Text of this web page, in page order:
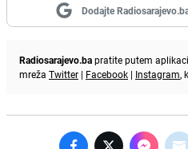
Dodajte
Radiosarajevo.bapratite putem
mreža Twitter | Facebook | Instagram,